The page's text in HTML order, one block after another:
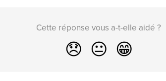
Cette réponse vous a-t-elle aidé ?
😞 😐 😁